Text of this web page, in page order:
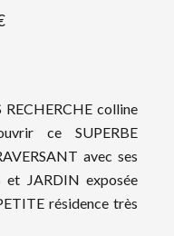
colline
ce SUPERBE
avec ses
et JARDIN exposée
résidence très